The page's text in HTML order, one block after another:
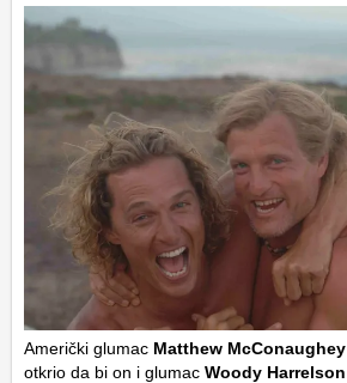
Američki glumac Matthew McConaughey
otkrio da bi on i glumac Woody Harrelson